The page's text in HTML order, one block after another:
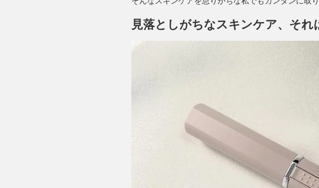
見落としがちなスキンケア、それ